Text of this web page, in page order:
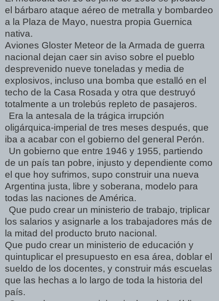
el bárbaro ataque aéreo de metralla y bombardeo
a la Plaza de Mayo, nuestra propia Guernica
nativa.
Aviones Gloster Meteor de la Armada de guerra
nacional dejan caer sin aviso sobre el pueblo
desprevenido nueve toneladas y media de
explosivos, incluso una bomba que estalló en el
techo de la Casa Rosada y otra que destruyó
totalmente a un trolebús repleto de pasajeros.
Era la antesala de la trágica irrupción
oligárquica-imperial de tres meses después, que
iba a acabar con el gobierno del general Perón.
Un gobierno que entre 1946 y 1955, partiendo
de un país tan pobre, injusto y dependiente como
el que hoy sufrimos, supo construir una nueva
Argentina justa, libre y soberana, modelo para
todas las naciones de América.
Que pudo crear un ministerio de trabajo, triplicar
los salarios y asignarle a los trabajadores más de
la mitad del producto bruto nacional.
Que pudo crear un ministerio de educación y
quintuplicar el presupuesto en esa área, doblar el
sueldo de los docentes, y construir más escuelas
que las hechas a lo largo de toda la historia del
país.